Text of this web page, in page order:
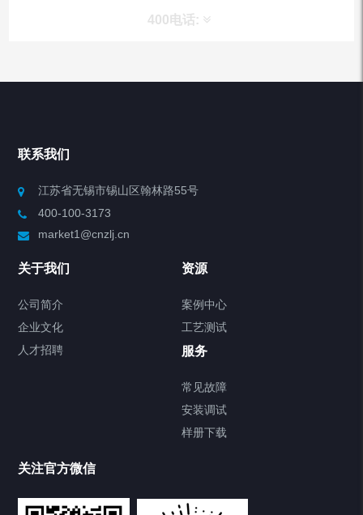
400电话:
产品分类
制冷加热动态控温系统
Chiller气体控温系统
Chamber试验箱
TCU温度控制单元
联系我们
江苏省无锡市锡山区翰林路55号
400-100-3173
market1@cnzlj.cn
关于我们
公司简介
企业文化
人才招聘
资源
案例中心
工艺测试
服务
常见故障
安装调试
样册下载
关注官方微信